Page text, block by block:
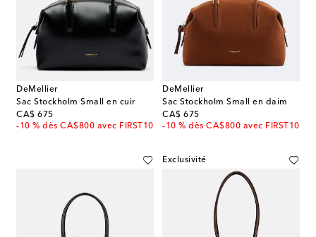
DeMellier
Sac Stockholm Small en cuir
CA$ 675
original price
-10 % dès CA$800 avec FIRST10
DeMellier
Sac Stockholm Small en daim
CA$ 675
original price
-10 % dès CA$800 avec FIRST10
Exclusivité